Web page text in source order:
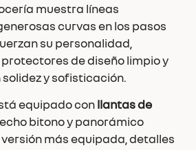
muestra líneas
curvas en los pasos
su personalidad,
de diseño limpio y
y sofisticación.
equipado conllantas de
bitono y panorámico
más equipada, detalles